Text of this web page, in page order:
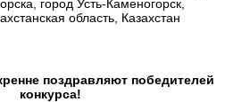
город Усть-Каменогорск,
область, Казахстан
поздравляют победителей
конкурса!